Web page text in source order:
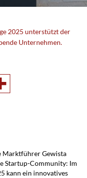
2025 unterstützt der
Unternehmen.
Marktführer Gewista
Startup-Community: Im
kann ein innovatives